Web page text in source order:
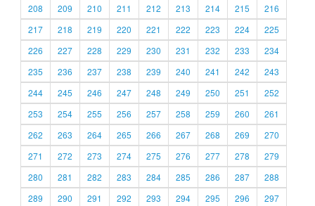
208
209 210 211 212 213 214 215
216
217
218 219 220 221 222 223 224
225
226
227 228 229 230 231 232 233
234
235
236 237 238 239 240 241 242
243
244
245 246 247 248 249 250 251
252
253
254 255 256 257 258 259 260
261
262
263 264 265 266 267 268 269
270
271
272 273 274 275 276 277 278
279
280
281 282 283 284 285 286 287
288
289
290 291 292 293 294 295 296
297